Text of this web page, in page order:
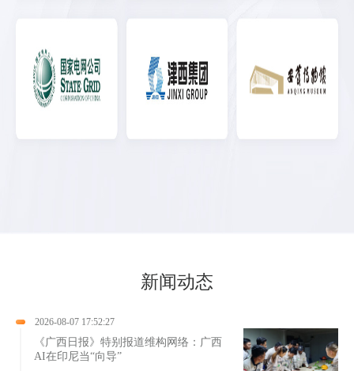
新闻动态
2026-08-07 17:52:27
《广西日报》特别报道维构网络：广西
AI在印尼当“向导”